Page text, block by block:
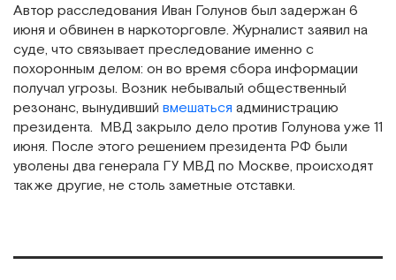
Автор расследования Иван Голунов был задержан 6
июня и обвинен в наркоторговле. Журналист заявил на
суде, что связывает преследование именно с
похоронным делом: он во время сбора информации
получал угрозы. Возник небывалый общественный
резонанс, вынудивший вмешаться администрацию
президента. МВД закрыло дело против Голунова уже 11
июня. После этого решением президента РФ были
уволены два генерала ГУ МВД по Москве, происходят
также другие, не столь заметные отставки.